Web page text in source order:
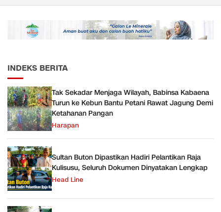
JMD dan JMF
INDEKS BERITA
Tak Sekadar Menjaga Wilayah, Babinsa Kabaena
Turun ke Kebun Bantu Petani Rawat Jagung Demi
Ketahanan Pangan
Harapan
Sultan Buton Dipastikan Hadiri Pelantikan Raja
Kulisusu, Seluruh Dokumen Dinyatakan Lengkap
Head Line